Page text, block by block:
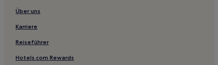
Über uns
Karriere
Reiseführer
Hotels.com Rewards